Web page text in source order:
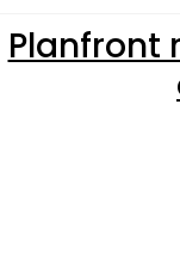
Planfront